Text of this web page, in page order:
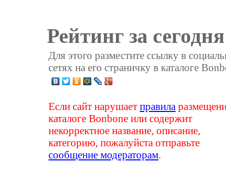
Рейтинг за
Для этого разместите ссылку в
сетях на его страничку в каталоге
Если сайт нарушаетправила
каталоге Bonbone или содержит
некорректное название, описание,
категорию, пожалуйста отправьте
сообщение модераторам